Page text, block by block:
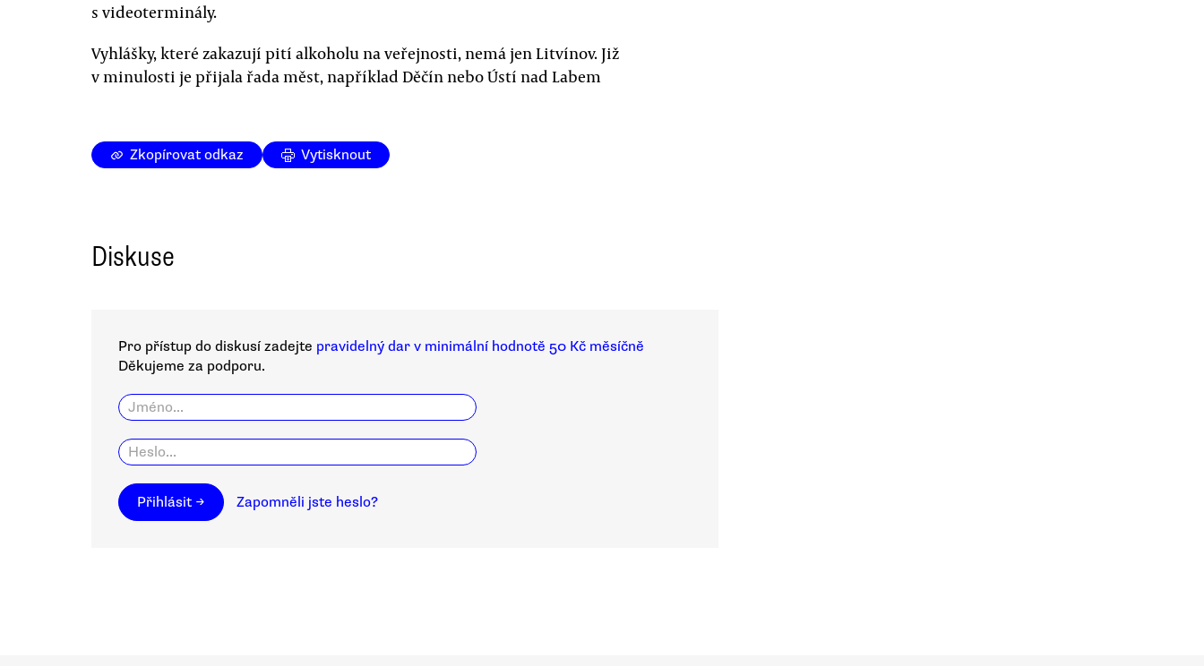
s videoterminály.
Vyhlášky, které zakazují pití alkoholu na veřejnosti, nemá jen Litvínov. Již
v minulosti je přijala řada měst, například Děčín nebo Ústí nad Labem
Zkopírovat odkaz Vytisknout
Diskuse
Pro přístup do diskusí zadejte pravidelný dar v minimální hodnotě 50 Kč měsíčně
Děkujeme za podporu.
Přihlásit → Zapomněli jste heslo?